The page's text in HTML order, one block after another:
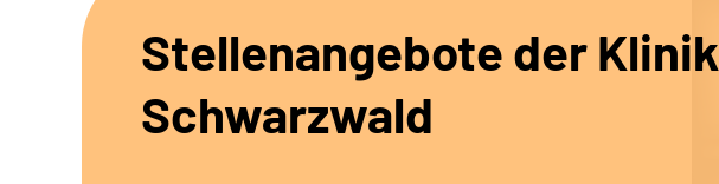
Stellenangebote der Klinik
Schwarzwald